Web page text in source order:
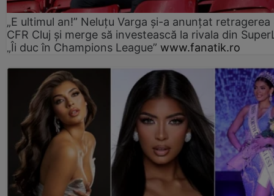
„E ultimul an!” Neluțu Varga și-a anunțat retragerea
CFR Cluj și merge să investească la rivala din
„Îi duc în Champions League” www.fanatik.ro